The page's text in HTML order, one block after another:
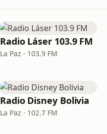
Radio Láser 103.9 FM
La Paz · 103.9 FM
Radio Disney Bolivia
La Paz · 102.7 FM